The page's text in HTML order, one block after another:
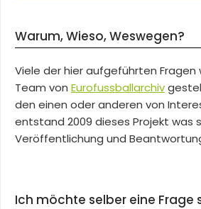
Warum, Wieso, Weswegen?
Viele der hier aufgeführten Fragen
Team von Eurofussballarchiv
den einen oder anderen von
entstand 2009 dieses Projekt was
Veröffentlichung und
Ich möchte selber eine Frage